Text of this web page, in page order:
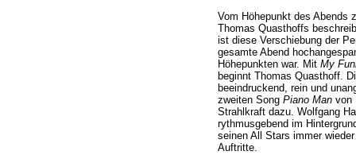
Vom Höhepunkt des Abends
Thomas Quasthoffs
ist diese Verschiebung der
gesamte Abend
Höhepunkten war. Mit My
beginnt Thomas Quasthoff.
beeindruckend, rein und
zweiten Song Piano Manvon
Strahlkraft dazu. Wolfgang
rythmusgebend im
seinen All Stars immer
Auftritte.